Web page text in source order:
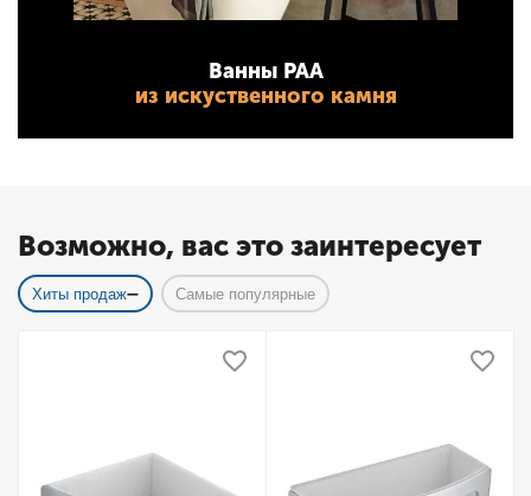
Ванны PAA
из искуственного камня
Возможно, вас это заинтересует
Хиты продаж Самые популярные